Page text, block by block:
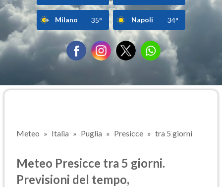
Milano 35° Napoli 34°
Meteo Italia Puglia Presicce tra 5 giorni
Meteo Presicce tra 5 giorni.
Previsioni del tempo,